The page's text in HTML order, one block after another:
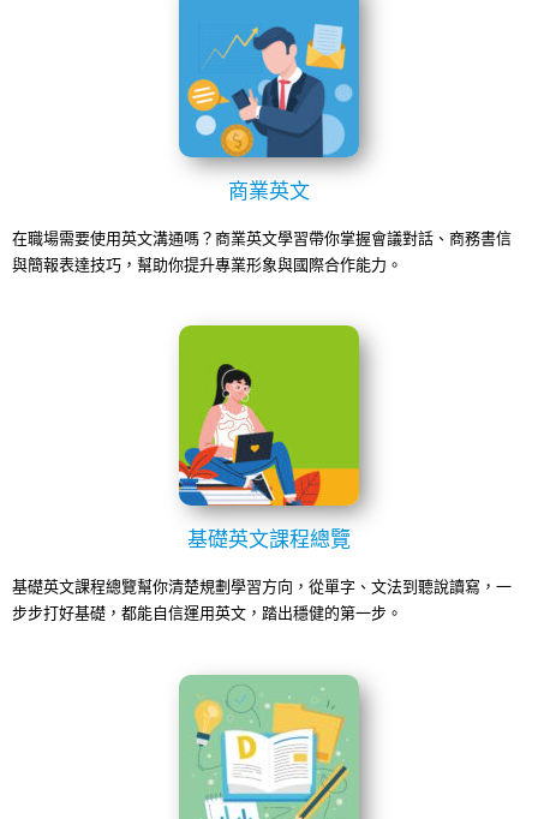
商業英文
在職場需要使用英文溝通嗎？商業英文學習帶你掌握會議對話、商務書信
與簡報表達技巧，幫助你提升專業形象與國際合作能力。
基礎英文課程總覽
基礎英文課程總覽幫你清楚規劃學習方向，從單字、文法到聽說讀寫，一
步步打好基礎，都能自信運用英文，踏出穩健的第一步。